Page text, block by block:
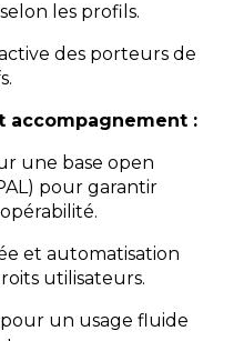
les profils.
des porteurs de
accompagnement :
une base open
pour garantir
et automatisation
utilisateurs.
un usage fluide